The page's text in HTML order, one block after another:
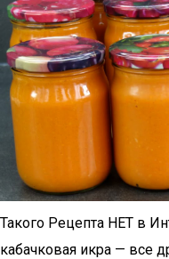
Такого Рецепта НЕТ в
кабачковая икра — все